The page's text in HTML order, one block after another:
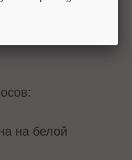
на белой